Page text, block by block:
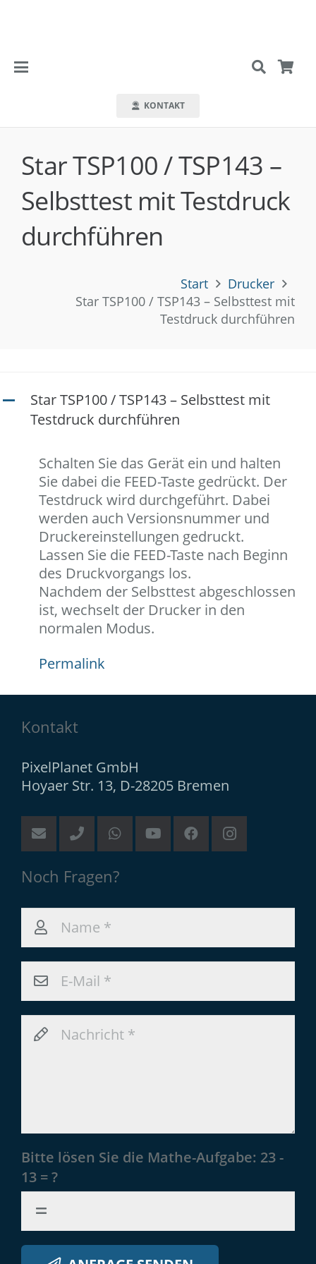
KONTAKT
Star TSP100 / TSP143 –
Selbsttest mit Testdruck
durchführen
Start
Drucker
Star TSP100 / TSP143 – Selbsttest mit
Testdruck durchführen
A
Star TSP100 / TSP143 – Selbsttest mit
Testdruck durchführen
Schalten Sie das Gerät ein und halten
Sie dabei die FEED-Taste gedrückt. Der
Testdruck wird durchgeführt. Dabei
werden auch Versionsnummer und
Druckereinstellungen gedruckt.
Lassen Sie die FEED-Taste nach Beginn
des Druckvorgangs los.
Nachdem der Selbsttest abgeschlossen
ist, wechselt der Drucker in den
normalen Modus.
Permalink
Kontakt
PixelPlanet GmbH
Hoyaer Str. 13, D-28205 Bremen
Noch Fragen?
Bitte lösen Sie die Mathe-Aufgabe: 23 -
13 = ?